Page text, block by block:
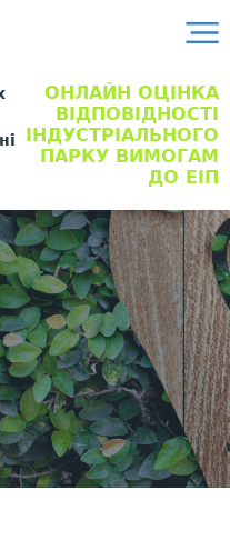
ОНЛАЙН ОЦІНКА
ВІДПОВІДНОСТІ
ІНДУСТРІАЛЬНОГО
ПАРКУ ВИМОГАМ
ДО ЕІП